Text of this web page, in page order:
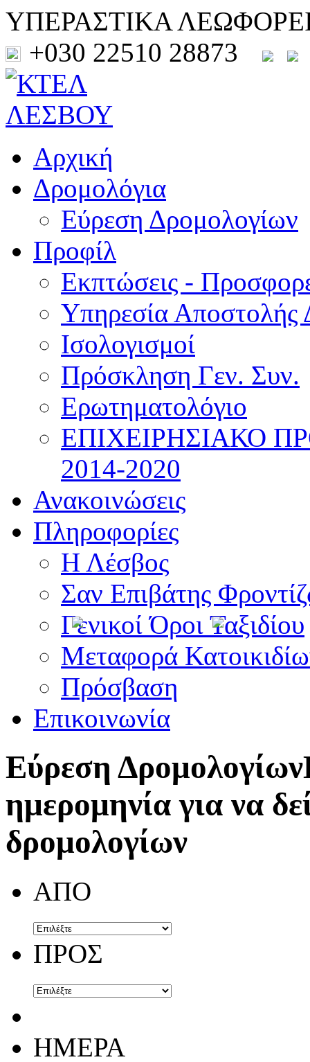
ΥΠΕΡΑΣΤΙΚΑ
+030 22510 28873
Αρχική
Δρομολόγια
Εύρεση Δρομολογίων
Προφίλ
Εκπτώσεις -
Υπηρεσία Αποστολής
Ισολογισμοί
Πρόσκληση Γεν. Συν.
Ερωτηματολόγιο
ΕΠΙΧΕΙΡΗΣΙΑΚΟ
2014-2020
Ανακοινώσεις
Πληροφορίες
Η Λέσβος
Σαν Επιβάτης
Γενικοί Όροι Ταξιδίου
Μεταφορά
Πρόσβαση
Επικοινωνία
Εύρεση Δρομολογίων
ημερομηνία για να
δρομολογίων
ΑΠΟ
ΠΡΟΣ
ΗΜΕΡΑ